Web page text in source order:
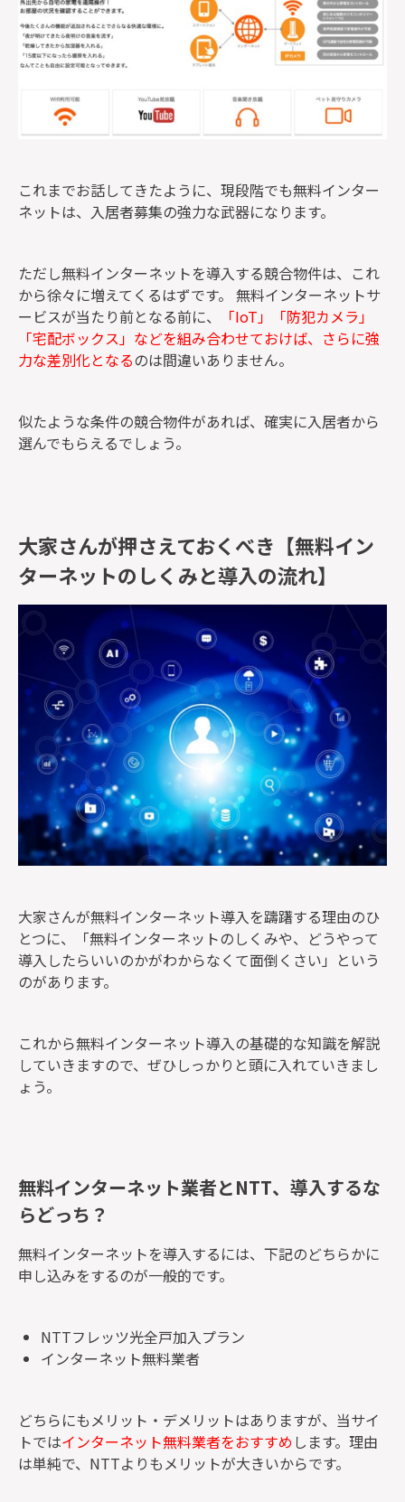
これまでお話してきたように、現段階でも無料インター
ネットは、入居者募集の強力な武器になります。
ただし無料インターネットを導入する競合物件は、これ
から徐々に増えてくるはずです。 無料インターネットサ
ービスが当たり前となる前に、
「IoT」「防犯カメラ」
「宅配ボックス」などを組み合わせておけば、さらに強
力な差別化となるのは間違いありません。
似たような条件の競合物件があれば、確実に入居者から
選んでもらえるでしょう。
大家さんが押さえておくべき【無料イン
ターネットのしくみと導入の流れ】
大家さんが無料インターネット導入を躊躇する理由のひ
とつに、「無料インターネットのしくみや、どうやって
導入したらいいのかがわからなくて面倒くさい」という
のがあります。
これから無料インターネット導入の基礎的な知識を解説
していきますので、ぜひしっかりと頭に入れていきまし
ょう。
無料インターネット業者とNTT、導入するな
らどっち？
無料インターネットを導入するには、下記のどちらかに
申し込みをするのが一般的です。
NTTフレッツ光全戸加入プラン
インターネット無料業者
どちらにもメリット・デメリットはありますが、当サイ
トではインターネット無料業者をおすすめ します。理由
は単純で、NTTよりもメリットが大きいからです。